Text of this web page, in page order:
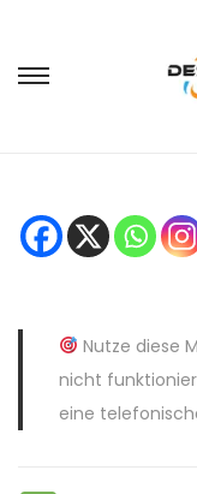
Nutze diese
nicht
eine